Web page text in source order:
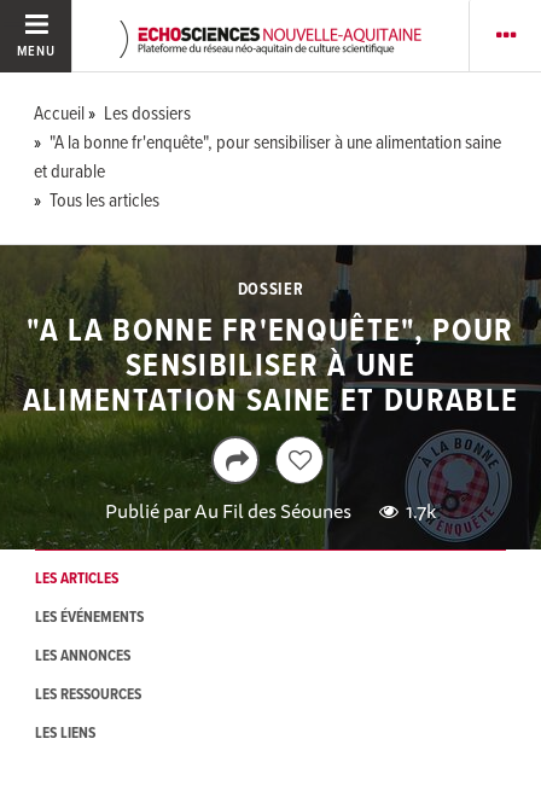
MENU
Accueil
Les dossiers
"A la bonne fr'enquête", pour sensibiliser à une alimentation saine
et durable
Tous les articles
DOSSIER
"A LA BONNE FR'ENQUÊTE", POUR
SENSIBILISER À UNE
ALIMENTATION SAINE ET DURABLE
Publié parAu Fil des Séounes 1.7k
LES ARTICLES
LES ÉVÉNEMENTS
LES ANNONCES
LES RESSOURCES
LES LIENS